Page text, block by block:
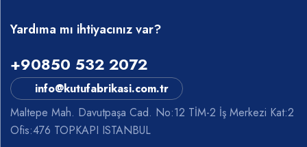
Yardıma mı ihtiyacınız var?
+90850 532 2072
info@kutufabrikasi.com.tr
Maltepe Mah. Davutpaşa Cad. No:12 TİM-2 İş Merkezi Kat:2
Ofis:476 TOPKAPI ISTANBUL